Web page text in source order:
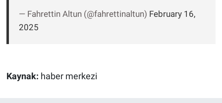
— Fahrettin Altun (@fahrettinaltun) February 16,
2025
Kaynak: haber merkezi